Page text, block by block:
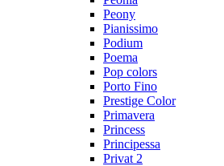
Peony
Pianissimo
Podium
Poema
Pop colors
Porto Fino
Prestige Color
Primavera
Princess
Principessa
Privat 2